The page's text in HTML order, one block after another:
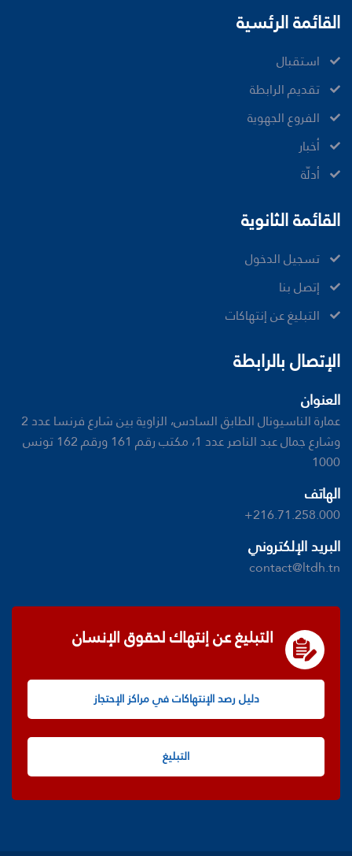
القائمة الرئسية
ﺍﺳﺘﻘﺒﺎﻝ
ﺗﻘﺪﻳﻢ ﺍﻟﺮﺍﺑﻄﺔ
الفروع الجهوية
ﺃﺧﺒﺎﺭ
أدلّة
القائمة الثانوية
تسجيل الدخول
إتصل بنا
ﺍﻟﺘﺒﻠﻴﻎ ﻋﻦ ﺇﻧﺘﻬﺎﻛﺎﺕ
الإتصال بالرابطة
العنوان
عمارة الناسيونال الطابق السادس، الزاوية بين شارع فرنسا عدد 2
وشارع جمال عبد الناصر عدد 1، مكتب رقم 161 ورقم 162 تونس
1000
الهاتف
+216.71.258.000
البريد الإلكتروني
contact@ltdh.tn
التبليغ عن إنتهاك لحقوق الإنسان
دليل رصد الإنتهاكات في مراكز الإحتجاز
التبليغ